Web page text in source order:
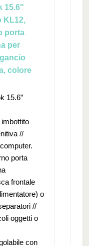
15.6"
KL12,
porta
per
colore
15.6”
//
porta
frontale
o
//
oggetti o
con